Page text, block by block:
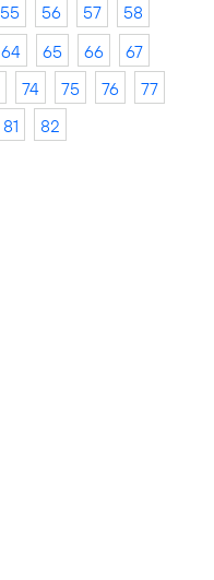
55 56 57
58
64 65 66
67
74 75 76
77
81 82